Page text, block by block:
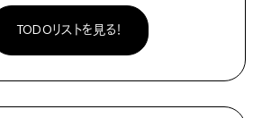
TODOリストを見る！